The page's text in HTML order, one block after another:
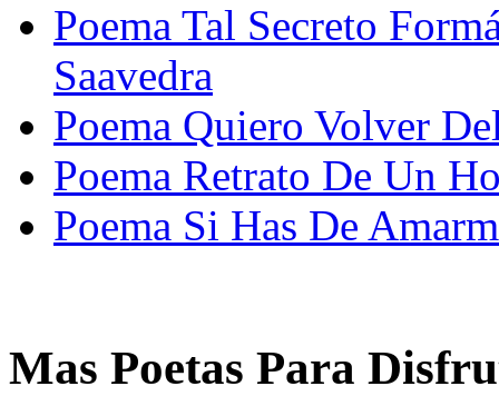
Poema Tal Secreto
Saavedra
Poema Quiero Volver
Poema Retrato De Un
Poema Si Has De
Mas Poetas Para